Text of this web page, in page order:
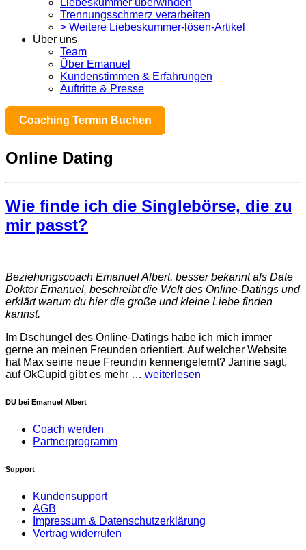
Trennungsschmerz verarbeiten
> Weitere Liebeskummer-lösen-Artikel
Über uns
Team
Über Emanuel
Kundenstimmen & Erfahrungen
Auftritte & Presse
Coaching Termin Buchen
Online Dating
Wie finde ich die Singlebörse, die zu
mir passt?
Beziehungscoach Emanuel Albert, besser bekannt als Date
Doktor Emanuel, beschreibt die Welt des Online-Datings und
erklärt warum du hier die große und kleine Liebe finden
kannst.
Im Dschungel des Online-Datings habe ich mich immer
gerne an meinen Freunden orientiert. Auf welcher Website
hat Max seine neue Freundin kennengelernt? Janine sagt,
auf OkCupid gibt es mehr … weiterlesen
DU bei Emanuel Albert
Coach werden
Partnerprogramm
Support
Kundensupport
AGB
Impressum & Datenschutzerklärung
Vertrag widerrufen